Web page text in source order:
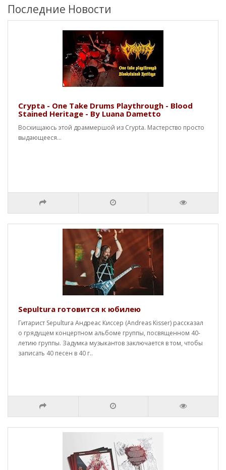
Последние Новости
Crypta - One Take Drums Playthrough - Blood
Stained Heritage - By Luana Dametto
Восхищаюсь этой драммершой из Crypta. Мастерство просто
выдающееся...
Sepultura готовится к юбилею
Гитарист Sepultura Андреас Киссер (Andreas Kisser) рассказал
о грядущем концертном альбоме группы, посвященном 40-
летию группы. Задумка музыкантов заключается в том, чтобы
записать 40 песен в 40 г..